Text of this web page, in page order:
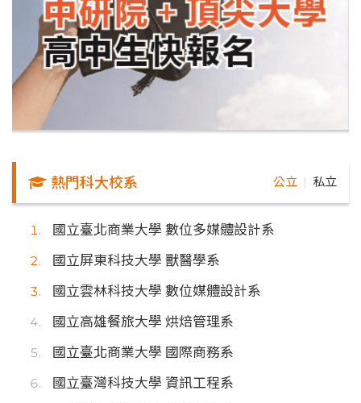
熱門科大校系 公立 私立
國立臺北商業大學 數位多媒體設計系
國立屏東科技大學 獸醫學系
國立雲林科技大學 數位媒體設計系
國立高雄餐旅大學 烘焙管理系
國立臺北商業大學 國際商務系
國立臺灣科技大學 資訊工程系